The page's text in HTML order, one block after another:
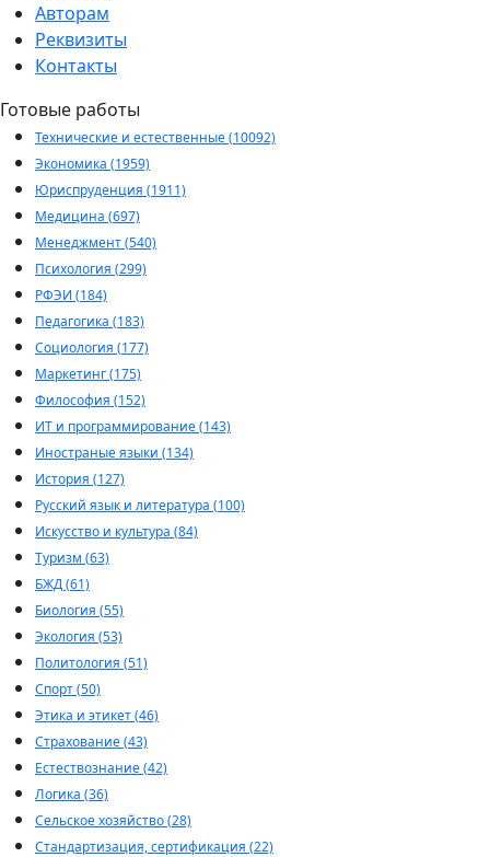
Авторам
Реквизиты
Контакты
Готовые работы
Технические и естественные (10092)
Экономика (1959)
Юриспруденция (1911)
Медицина (697)
Менеджмент (540)
Психология (299)
РФЭИ (184)
Педагогика (183)
Социология (177)
Маркетинг (175)
Философия (152)
ИТ и программирование (143)
Иностраные языки (134)
История (127)
Русский язык и литература (100)
Искусство и культура (84)
Туризм (63)
БЖД (61)
Биология (55)
Экология (53)
Политология (51)
Спорт (50)
Этика и этикет (46)
Страхование (43)
Естествознание (42)
Логика (36)
Сельское хозяйство (28)
Стандартизация, сертификация (22)